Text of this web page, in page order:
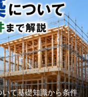
て基礎知識から条件